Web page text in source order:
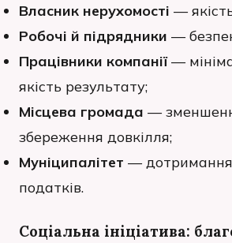
Власник нерухомості —
Робочі й підрядники —
Працівники компанії—
якість результату;
Місцева громада —
збереження довкілля;
Муніципалітет —
податків.
Соціальна ініціатива: